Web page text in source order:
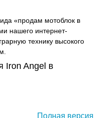
«продам мотоблок в
нашего интернет-
технику высокого
Iron Angel в
Полная версия